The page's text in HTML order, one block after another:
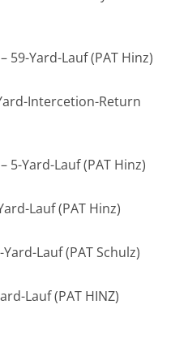
59-Yard-Lauf (PAT Hinz)
Intercetion-Return
5-Yard-Lauf (PAT Hinz)
Lauf (PAT Hinz)
Lauf (PAT Schulz)
Lauf (PAT HINZ)